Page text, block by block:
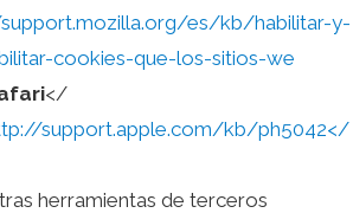
es/kb/habilitar-y-
cookies-que-los-sitios-we
</
support.apple.com/kb/ph5042</
herramientas de terceros